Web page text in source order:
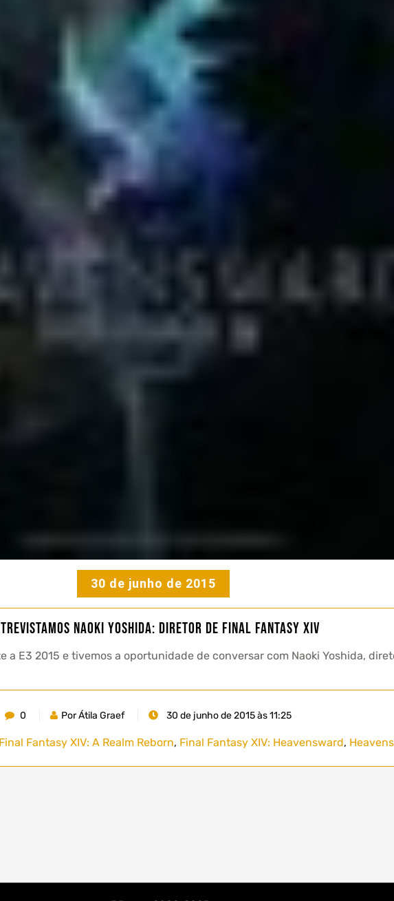
30 de junho de 2015
Naoki Yoshida: Diretor de Final Fantasy XIV
E3 2015 e tivemos a oportunidade de conversar com Naoki Yoshida,
0 Por Átila Graef 30 de junho de 2015 às 11:25
Final Fantasy XIV: A Realm Reborn, Final Fantasy XIV: Heavensward,